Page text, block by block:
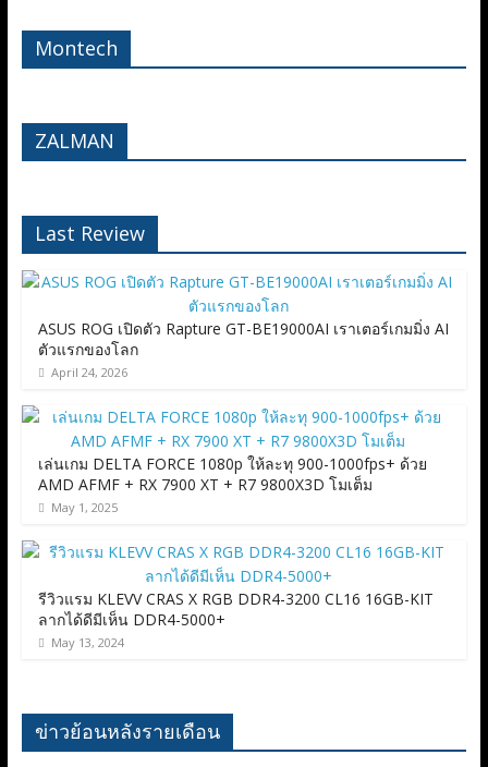
Montech
ZALMAN
Last Review
ASUS ROG เปิดตัว Rapture GT-BE19000AI เราเตอร์เกมมิ่ง AI
ตัวแรกของโลก
April 24, 2026
เล่นเกม DELTA FORCE 1080p ให้ละทุ 900-1000fps+ ด้วย
AMD AFMF + RX 7900 XT + R7 9800X3D โมเต็ม
May 1, 2025
รีวิวแรม KLEVV CRAS X RGB DDR4-3200 CL16 16GB-KIT
ลากได้ดีมีเห็น DDR4-5000+
May 13, 2024
ข่าวย้อนหลังรายเดือน